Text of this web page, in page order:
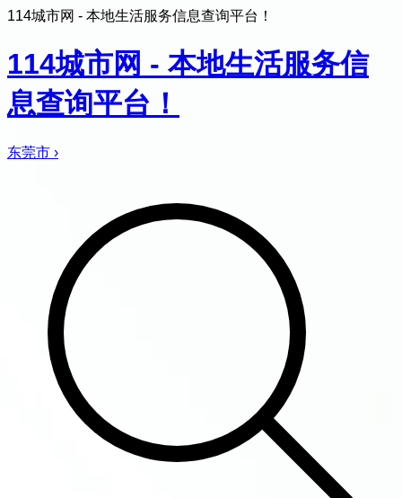
114城市网 - 本地生活服务信息查询平台！
114城市网 - 本地生活服务信
息查询平台！
东莞市 ›